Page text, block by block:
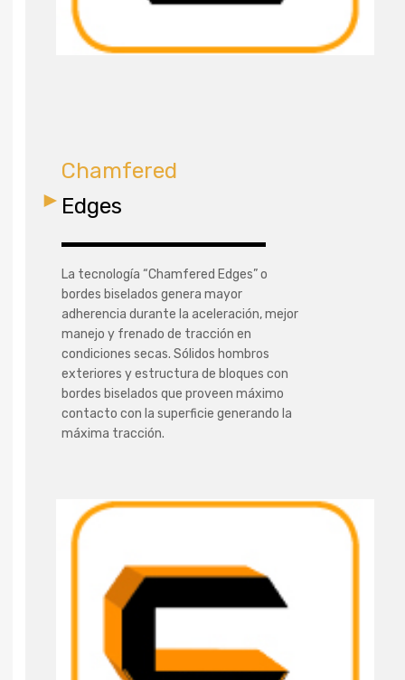
Chamfered
Edges
La tecnología “Chamfered Edges” o
bordes biselados genera mayor
adherencia durante la aceleración, mejor
manejo y frenado de tracción en
condiciones secas. Sólidos hombros
exteriores y estructura de bloques con
bordes biselados que proveen máximo
contacto con la superficie generando la
máxima tracción.